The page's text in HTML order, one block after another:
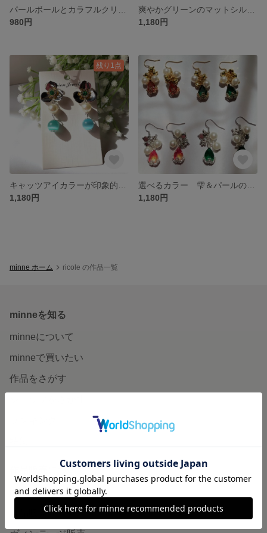
980円
1,180円
残り1点
1,180円
1,180円
minne ホーム ricole の作品一覧
minneを知る
minneについて
minneで買いたい
作品をさがす
作品販売について
minneで売りたい
食品販売